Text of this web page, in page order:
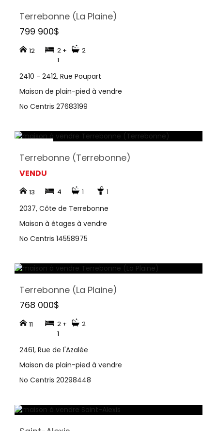
Terrebonne (La Plaine)
799 900$
12
2 +
1
2
2410 - 2412, Rue Poupart
Maison de plain-pied à vendre
No Centris 27683199
Terrebonne (Terrebonne)
VENDU
13 4 1 1
2037, Côte de Terrebonne
Maison à étages à vendre
No Centris 14558975
Terrebonne (La Plaine)
768 000$
11
2 +
1
2
2461, Rue de l'Azalée
Maison de plain-pied à vendre
No Centris 20298448